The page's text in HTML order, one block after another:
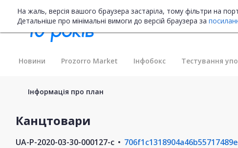
На жаль, версія вашого браузера застаріла, тому фільтри на
Детальніше про мінімальні вимоги до версій браузера за
Новини Prozorro Market Інфобокс Тестування
Інформація про план
Канцтовари
UA-P-2020-03-30-000127-c